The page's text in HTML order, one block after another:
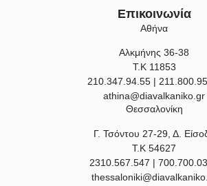
Επικοινωνία
Αθήνα
Αλκμήνης 36-38
Τ.Κ 11853
210.347.94.55 |
athina@diavalkaniko.gr
Θεσσαλονίκη
Γ. Τσόντου 27-29, Δ.
Τ.Κ 54627
2310.567.547 |